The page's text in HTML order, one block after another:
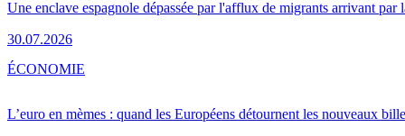
Une enclave espagnole dépassée par l'afflux de migrants arrivant par
30.07.2026
L’euro en mèmes : quand les Européens détournent les nouveaux
ÉCONOMIE